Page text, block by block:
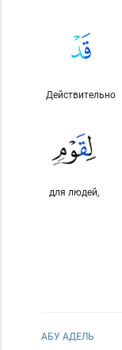
Действительно
для людей,
АБУ АДЕЛЬ